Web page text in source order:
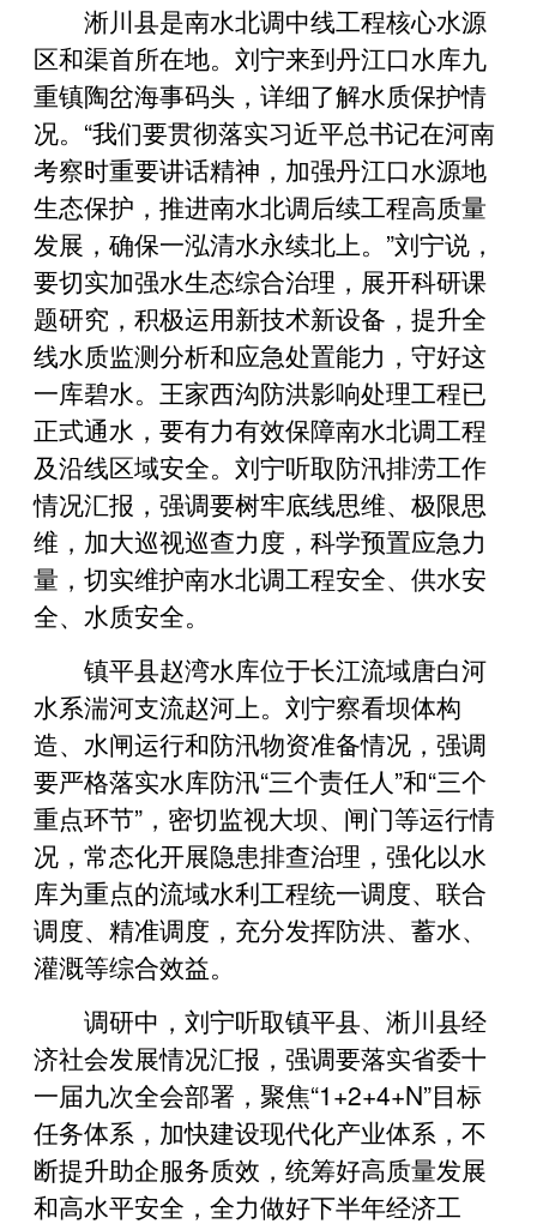
淅川县是南水北调中线工程核心水源
区和渠首所在地。刘宁来到丹江口水库九
重镇陶岔海事码头，详细了解水质保护情
况。“我们要贯彻落实习近平总书记在河南
考察时重要讲话精神，加强丹江口水源地
生态保护，推进南水北调后续工程高质量
发展，确保一泓清水永续北上。”刘宁说，
要切实加强水生态综合治理，展开科研课
题研究，积极运用新技术新设备，提升全
线水质监测分析和应急处置能力，守好这
一库碧水。王家西沟防洪影响处理工程已
正式通水，要有力有效保障南水北调工程
及沿线区域安全。刘宁听取防汛排涝工作
情况汇报，强调要树牢底线思维、极限思
维，加大巡视巡查力度，科学预置应急力
量，切实维护南水北调工程安全、供水安
全、水质安全。
镇平县赵湾水库位于长江流域唐白河
水系湍河支流赵河上。刘宁察看坝体构
造、水闸运行和防汛物资准备情况，强调
要严格落实水库防汛“三个责任人”和“三个
重点环节”，密切监视大坝、闸门等运行情
况，常态化开展隐患排查治理，强化以水
库为重点的流域水利工程统一调度、联合
调度、精准调度，充分发挥防洪、蓄水、
灌溉等综合效益。
调研中，刘宁听取镇平县、淅川县经
济社会发展情况汇报，强调要落实省委十
一届九次全会部署，聚焦“1+2+4+N”目标
任务体系，加快建设现代化产业体系，不
断提升助企服务质效，统筹好高质量发展
和高水平安全，全力做好下半年经济工